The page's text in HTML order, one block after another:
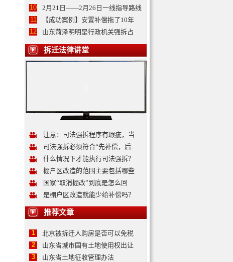
10
2月21日——2月26日一线指导路线
11
【成功案例】安置补偿拖了10年
12
山东菏泽明明是行政机关强拆占
拆迁法律讲堂
注意：司法强拆程序有瑕疵，当
司法强拆必须符合“先补偿，后
什么情况下才能执行司法强拆？
棚户区改造的范围主要包括哪些
国家“取消棚改”到底是怎么回
是棚户区改造就能少给补偿吗？
推荐文章
1
北京被拆迁人购房是否可以免税
2
山东省城市国有土地使用权出让
3
山东省土地征收管理办法